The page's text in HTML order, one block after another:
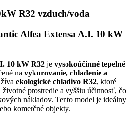
R32 vzduch/voda
Alfea Extensa A.I. 10 kW
10 kW R32 je vysokoúčinné tepelné
na vykurovanie, chladenie a
ekologické chladivo R32, ktoré
životné prostredie a vyššiu účinnosť, čo
nákladov. Tento model je ideálny
komerčné objekty.